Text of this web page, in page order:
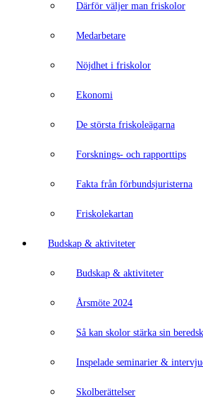
Därför väljer man friskolor
Medarbetare
Nöjdhet i friskolor
Ekonomi
De största friskoleägarna
Forsknings- och rapporttips
Fakta från förbundsjuristerna
Friskolekartan
Budskap & aktiviteter
Budskap & aktiviteter
Årsmöte 2024
Så kan skolor stärka sin
Inspelade seminarier &
Skolberättelser